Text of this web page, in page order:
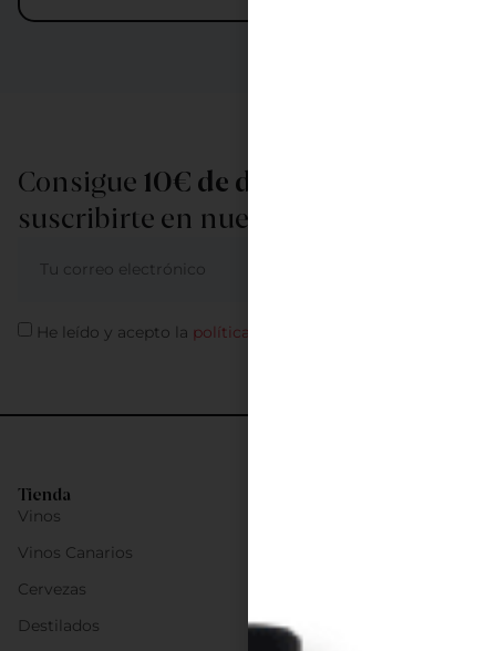
Tienda
Vinos
Vinos Canarios
Cervezas
Destilados
Consigue 10€ de descuento
suscribirte en nuestra newsletter
He leído y acepto la política de privacidad